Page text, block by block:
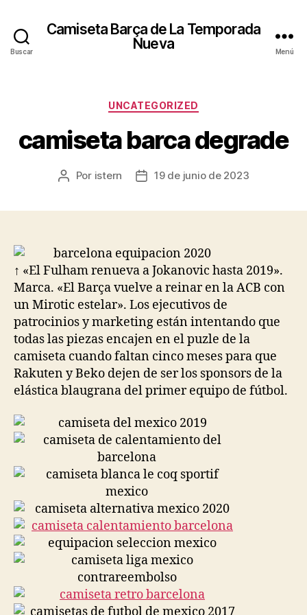
Buscar
Camiseta Barça de La Temporada
Nueva
Menú
Categorías
UNCATEGORIZED
camiseta barca degrade
Autor
Por istern
Fecha19 de junio de 2023
↑ «El Fulham renueva a Jokanovic hasta 2019».
Marca. «El Barça vuelve a reinar en la ACB con
un Mirotic estelar». Los ejecutivos de
patrocinios y marketing están intentando que
todas las piezas encajen en el puzle de la
camiseta cuando faltan cinco meses para que
Rakuten y Beko dejen de ser los sponsors de la
elástica blaugrana del primer equipo de fútbol.